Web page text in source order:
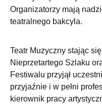
Organizatorzy mają
teatralnego bakcyla.
Teatr Muzyczny stając
Nieprzetartego Szlaku
Festiwalu przyjął
przyjaźnie i w pełni
kierownik pracy